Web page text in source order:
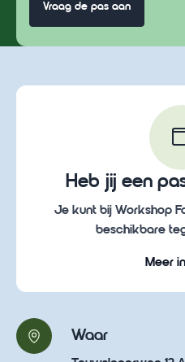
Vraag de pas aan
Heb jij een
Je kunt bij Workshop
beschikbare
Meer
Waar